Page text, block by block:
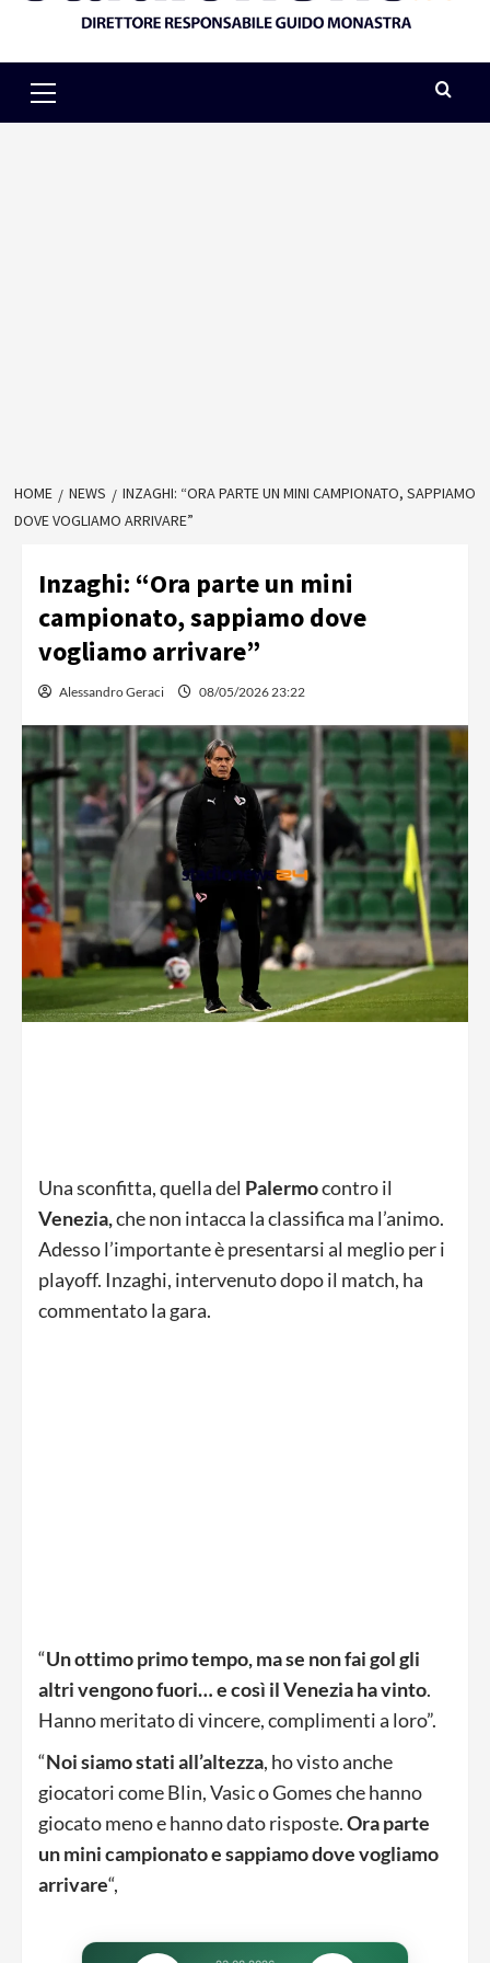
Menu
HOME NEWS
INZAGHI: “ORA PARTE UN MINI CAMPIONATO, SAPPIAMO
DOVE VOGLIAMO ARRIVARE”
Inzaghi: “Ora parte un mini
campionato, sappiamo dove
vogliamo arrivare”
Alessandro Geraci 08/05/2026 23:22
Una sconfitta, quella del Palermocontro il
Venezia,che non intacca la classifica ma l’animo.
Adesso l’importante è presentarsi al meglio per i
playoff. Inzaghi, intervenuto dopo il match, ha
commentato la gara.
“Un ottimo primo tempo, ma se non fai gol gli
altri vengono fuori… e così il Venezia ha vinto.
Hanno meritato di vincere, complimenti a loro”.
“Noi siamo stati all’altezza, ho visto anche
giocatori come Blin, Vasic o Gomes che hanno
giocato meno e hanno dato risposte.Ora parte
un mini campionato e sappiamo dove vogliamo
arrivare“,